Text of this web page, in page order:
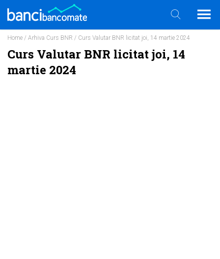
Home / Arhiva Curs BNR / Curs Valutar BNR licitat joi, 14 martie 2024
Curs Valutar BNR licitat joi, 14
martie 2024